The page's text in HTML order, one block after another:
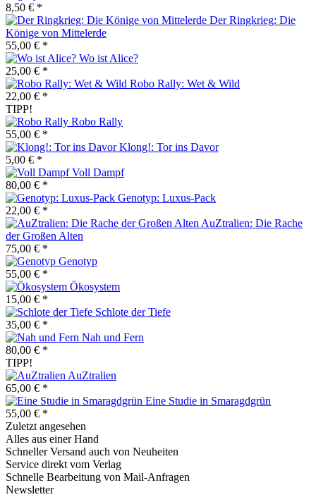
8,50 € *
Der Ringkrieg: Die
Könige von Mittelerde
55,00 € *
Wo ist Alice?
25,00 € *
Robo Rally: Wet & Wild
22,00 € *
TIPP!
Robo Rally
55,00 € *
Klong!: Tor ins Davor
5,00 € *
Voll Dampf
80,00 € *
Genotyp: Luxus-Pack
22,00 € *
AuZtralien: Die Rache
der Großen Alten
75,00 € *
Genotyp
55,00 € *
Ökosystem
15,00 € *
Schlote der Tiefe
35,00 € *
Nah und Fern
80,00 € *
TIPP!
AuZtralien
65,00 € *
Eine Studie in Smaragdgrün
55,00 € *
Zuletzt angesehen
Alles aus einer Hand
Schneller Versand auch von Neuheiten
Service direkt vom Verlag
Schnelle Bearbeitung von Mail-Anfragen
Newsletter